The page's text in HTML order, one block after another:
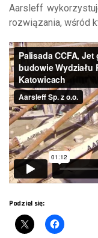
Aarsleff
rozwiązania, wśród
Podziel się: